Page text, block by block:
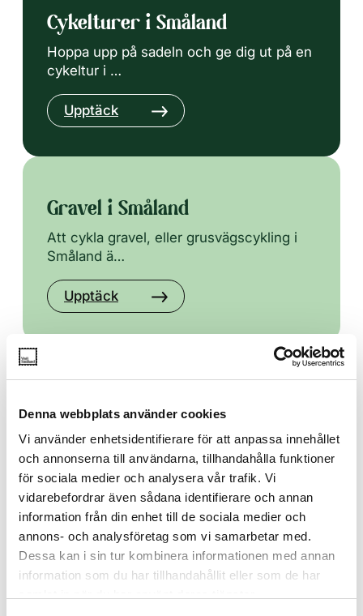
Denna webbplats använder cookies
Vi använder enhetsidentifierare för att anpassa innehållet
och annonserna till användarna, tillhandahålla funktioner
för sociala medier och analysera vår trafik. Vi
vidarebefordrar även sådana identifierare och annan
information från din enhet till de sociala medier och
annons- och analysföretag som vi samarbetar med.
Dessa kan i sin tur kombinera informationen med annan
information som du har tillhandahållit eller som de har
Cykelturer i Småland
Hoppa upp på sadeln och ge dig ut på en
cykeltur i …
Upptäck
Gravel i Småland
Att cykla gravel, eller grusvägscykling i
Småland ä…
Upptäck
Hitta ut till stigarna och de ringlande vägarna i
Smålands och Ölands vackra natur – här tipsar
vi om några av alla vandringsleder som finns i
vårt område, både längre och lite kortare turer.